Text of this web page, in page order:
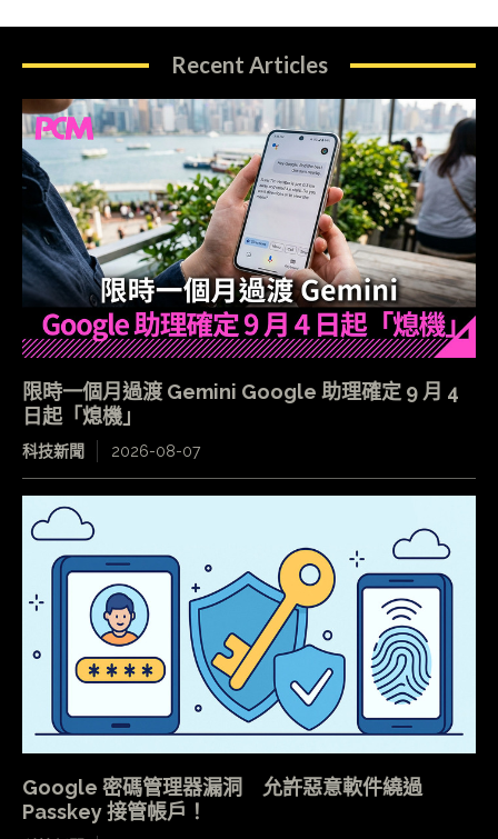
Recent Articles
限時一個月過渡 Gemini Google 助理確定 9 月 4
日起「熄機」
科技新聞 2026-08-07
Google 密碼管理器漏洞 允許惡意軟件繞過
Passkey 接管帳戶！